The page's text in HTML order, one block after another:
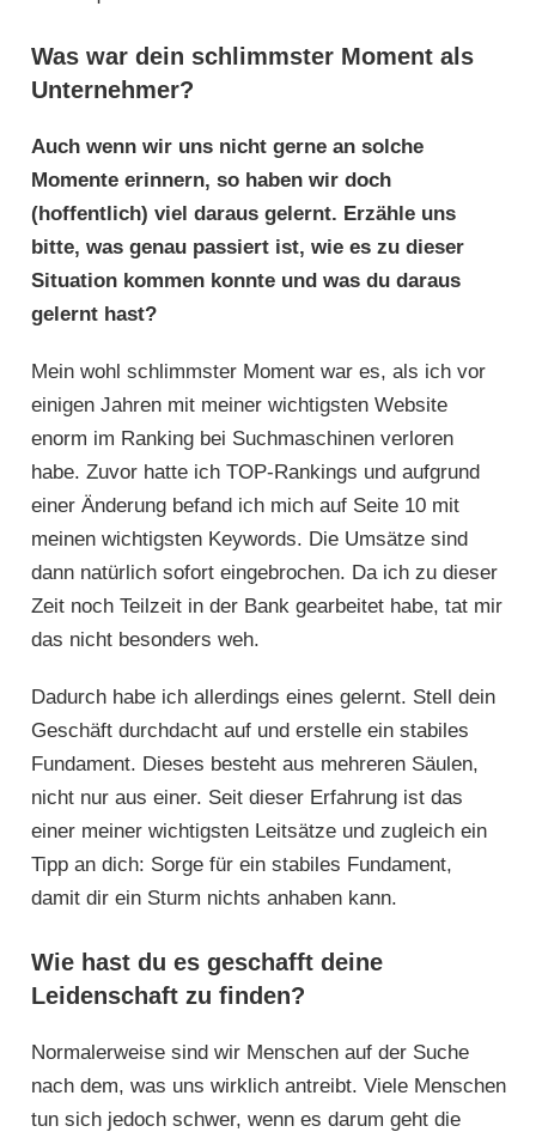
Was war dein schlimmster Moment als
Unternehmer?
Auch wenn wir uns nicht gerne an solche
Momente erinnern, so haben wir doch
(hoffentlich) viel daraus gelernt. Erzähle uns
bitte, was genau passiert ist, wie es zu dieser
Situation kommen konnte und was du daraus
gelernt hast?
Mein wohl schlimmster Moment war es, als ich vor
einigen Jahren mit meiner wichtigsten Website
enorm im Ranking bei Suchmaschinen verloren
habe. Zuvor hatte ich TOP-Rankings und aufgrund
einer Änderung befand ich mich auf Seite 10 mit
meinen wichtigsten Keywords. Die Umsätze sind
dann natürlich sofort eingebrochen. Da ich zu dieser
Zeit noch Teilzeit in der Bank gearbeitet habe, tat mir
das nicht besonders weh.
Dadurch habe ich allerdings eines gelernt. Stell dein
Geschäft durchdacht auf und erstelle ein stabiles
Fundament. Dieses besteht aus mehreren Säulen,
nicht nur aus einer. Seit dieser Erfahrung ist das
einer meiner wichtigsten Leitsätze und zugleich ein
Tipp an dich: Sorge für ein stabiles Fundament,
damit dir ein Sturm nichts anhaben kann.
Wie hast du es geschafft deine
Leidenschaft zu finden?
Normalerweise sind wir Menschen auf der Suche
nach dem, was uns wirklich antreibt. Viele Menschen
tun sich jedoch schwer, wenn es darum geht die